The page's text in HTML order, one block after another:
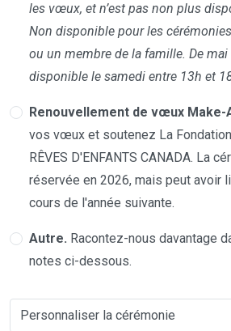
les vœux, et n’est pas non plus
Non disponible pour les
ou un membre de la famille. De mai
disponible le samedi entre 13h et
Renouvellement de vœux Make-
vos vœux et soutenez La
RÊVES D'ENFANTS CANADA. La
réservée en 2026, mais peut avoir
cours de l'année suivante.
Autre. Racontez-nous davantage
notes ci-dessous.